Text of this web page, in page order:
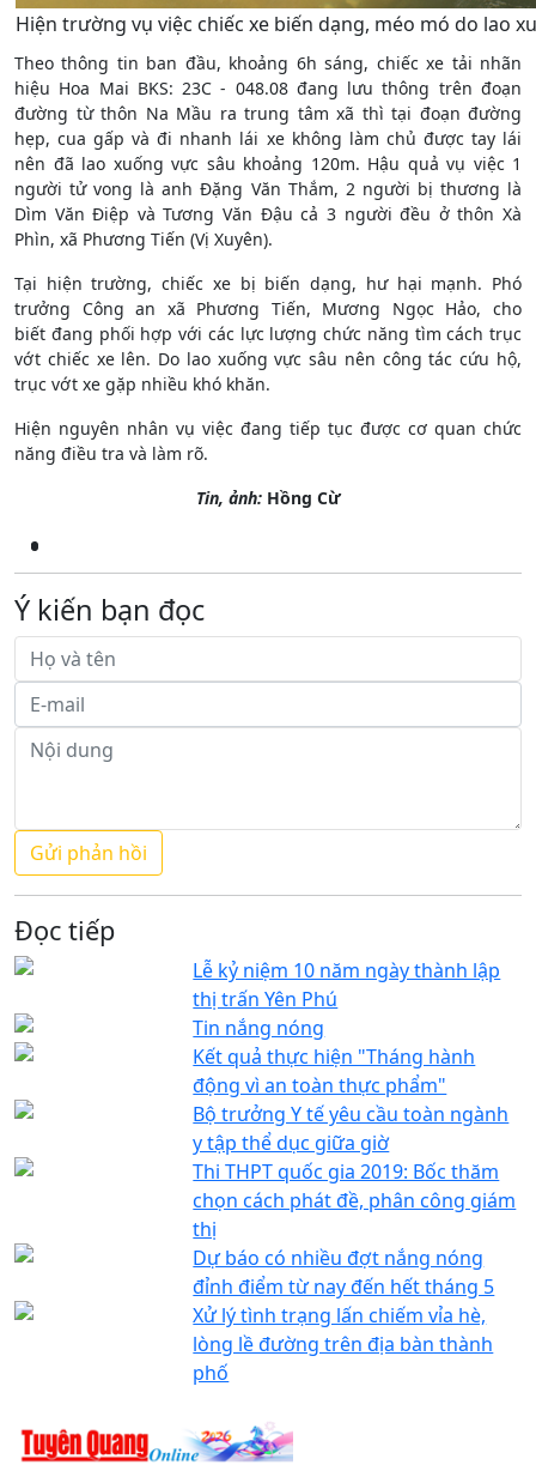
Hiện trường vụ việc chiếc xe biến dạng, méo mó do lao
Theo thông tin ban đầu, khoảng 6h sáng, chiếc xe tải nhãn
hiệu Hoa Mai BKS: 23C - 048.08 đang lưu thông trên đoạn
đường từ thôn Na Mầu ra trung tâm xã thì tại đoạn đường
hẹp, cua gấp và đi nhanh lái xe không làm chủ được tay lái
nên đã lao xuống vực sâu khoảng 120m. Hậu quả vụ việc 1
người tử vong là anh Đặng Văn Thắm, 2 người bị thương là
Dìm Văn Điệp và Tương Văn Đậu cả 3 người đều ở thôn Xà
Phìn, xã Phương Tiến (Vị Xuyên).
Tại hiện trường, chiếc xe bị biến dạng, hư hại mạnh. Phó
trưởng Công an xã Phương Tiến, Mương Ngọc Hảo, cho
biết đang phối hợp với các lực lượng chức năng tìm cách trục
vớt chiếc xe lên. Do lao xuống vực sâu nên công tác cứu hộ,
trục vớt xe gặp nhiều khó khăn.
Hiện nguyên nhân vụ việc đang tiếp tục được cơ quan chức
năng điều tra và làm rõ.
Tin, ảnh:Hồng Cừ
Ý kiến bạn đọc
Đọc tiếp
Lễ kỷ niệm 10 năm ngày thành lập
thị trấn Yên Phú
Tin nắng nóng
Kết quả thực hiện "Tháng hành
động vì an toàn thực phẩm"
Bộ trưởng Y tế yêu cầu toàn ngành
y tập thể dục giữa giờ
Thi THPT quốc gia 2019: Bốc thăm
chọn cách phát đề, phân công giám
thị
Dự báo có nhiều đợt nắng nóng
đỉnh điểm từ nay đến hết tháng 5
Xử lý tình trạng lấn chiếm vỉa hè,
lòng lề đường trên địa bàn thành
phố